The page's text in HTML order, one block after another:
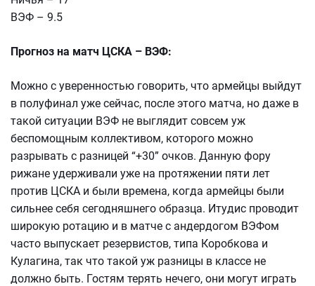
ВЭФ – 9.5
Прогноз на матч ЦСКА – ВЭФ:
Можно с уверенностью говорить, что армейцы выйдут
в полуфинал уже сейчас, после этого матча, но даже в
такой ситуации ВЭФ не выглядит совсем уж
беспомощным коллективом, которого можно
разрывать с разницей “+30” очков. Данную фору
рижане удерживали уже на протяжении пяти лет
против ЦСКА и были времена, когда армейцы были
сильнее себя сегодняшнего образца. Итудис проводит
широкую ротацию и в матче с андердогом ВЭФом
часто выпускает резервистов, типа Коробкова и
Кулагина, так что такой уж разницы в классе не
должно быть. Гостям терять нечего, они могут играть